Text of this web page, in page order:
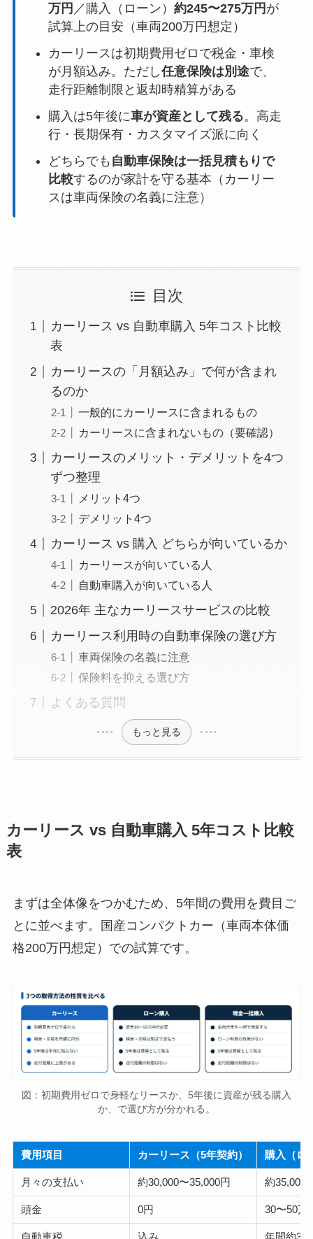
万円 ／購入（ローン） 約245〜275万円 が
試算上の目安（車両200万円想定）
カーリースは初期費用ゼロで税金・車検
が月額込み。ただし任意保険は別途で、
走行距離制限と返却時精算がある
購入は5年後に車が資産として残る。高走
行・長期保有・カスタマイズ派に向く
どちらでも 自動車保険は一括見積もりで
比較するのが家計を守る基本（カーリー
スは車両保険の名義に注意）
目次
カーリース vs 自動車購入 5年コスト比較
表
カーリースの「月額込み」で何が含まれ
るのか
一般的にカーリースに含まれるもの
カーリースに含まれないもの（要確認）
カーリースのメリット・デメリットを4つ
ずつ整理
メリット4つ
デメリット4つ
カーリース vs 購入 どちらが向いているか
カーリースが向いている人
自動車購入が向いている人
2026年 主なカーリースサービスの比較
カーリース利用時の自動車保険の選び方
車両保険の名義に注意
保険料を抑える選び方
よくある質問
もっと見る
カーリース vs 自動車購入 5年コスト比較
表
まずは全体像をつかむため、5年間の費用を費目ご
とに並べます。国産コンパクトカー（車両本体価
格200万円想定）での試算です。
図：初期費用ゼロで身軽なリースか、5年後に資産が残る購入
か、で選び方が分かれる。
費用項目 カーリース（5年契約） 購入（ロ
月々の支払い 約30,000〜35,000円 約35,000
頭金 0円 30〜50万